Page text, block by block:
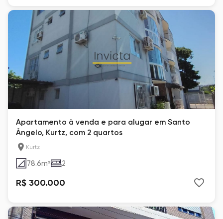
Apartamento à venda e para alugar em Santo
Ângelo, Kurtz, com 2 quartos
Kurtz
78.6m² 2
R$ 300.000